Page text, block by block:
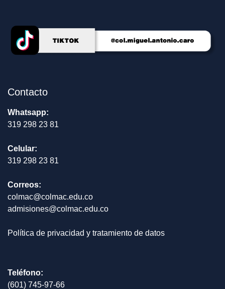
Contacto
Whatsapp:
319 298 23 81
Celular:
319 298 23 81
Correos:
colmac@colmac.edu.co
admisiones@colmac.edu.co
Política de privacidad y tratamiento de datos
Teléfono:
(601) 745-97-66